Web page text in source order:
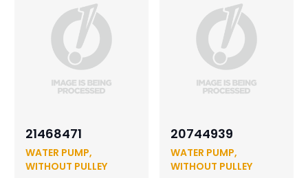
21468471
WATER PUMP,
WITHOUT PULLEY
20744939
WATER PUMP,
WITHOUT PULLEY